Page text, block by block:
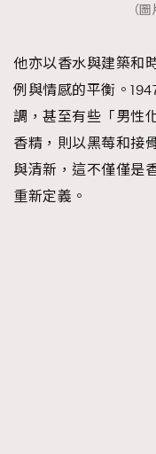
（
他亦以香水與建築和
例與情感的平衡。
調，甚至有些「男性
香精，則以黑莓和接
與清新，這不僅僅是
重新定義。